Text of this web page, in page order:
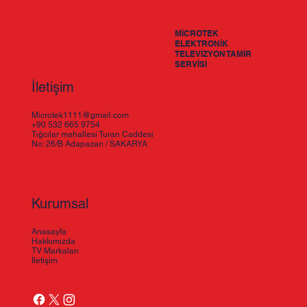
MİCROTEK
ELEKTRONİK
TELEVİZYON TAMİR
SERVİSİ
İletişim
Microtek1111@gmail.com
+90 532 665 9754
Tığcılar mahallesi Turan Caddesi
No: 26/B Adapazarı / SAKARYA
Kurumsal
Anasayfa
Hakkımızda
TV Markaları
İletişim